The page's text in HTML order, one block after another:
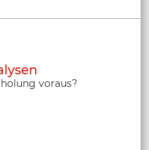
voraus?